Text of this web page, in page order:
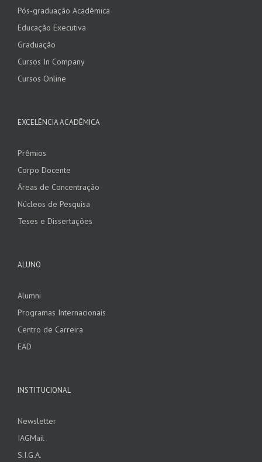
Pós-graduação Acadêmica
Educação Executiva
Graduação
Cursos In Company
Cursos Online
EXCELÊNCIA ACADÊMICA
Prêmios
Corpo Docente
Áreas de Concentração
Núcleos de Pesquisa
Teses e Dissertações
ALUNO
Alumni
Programas Internacionais
Centro de Carreira
EAD
INSTITUCIONAL
Newsletter
IAGMail
S.I.G.A.